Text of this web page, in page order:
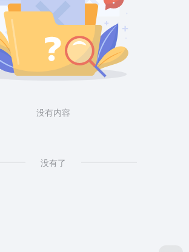
没有内容
没有了